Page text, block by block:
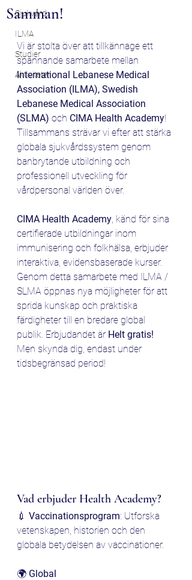
Sjukvård
ILMA
Studier
Aktiviteter
Samman!
Vi är stolta över att tillkännage ett
spännande samarbete mellan
International Lebanese Medical
Association (ILMA), Swedish
Lebanese Medical Association
(SLMA) och CIMA Health Academy!
Tillsammans strävar vi efter att stärka
globala sjukvårdssystem genom
banbrytande utbildning och
professionell utveckling för
vårdpersonal världen över.
CIMA Health Academy, känd för sina
certifierade utbildningar inom
immunisering och folkhälsa, erbjuder
interaktiva, evidensbaserade kurser.
Genom detta samarbete med ILMA /
SLMA öppnas nya möjligheter för att
sprida kunskap och praktiska
färdigheter till en bredare global
publik. Erbjudandet är Helt gratis!
Men skynda dig, endast under
tidsbegränsad period!
Vad erbjuder Health Academy?
💉 Vaccinationsprogram: Utforska
vetenskapen, historien och den
globala betydelsen av vaccinationer.
🌍 Global